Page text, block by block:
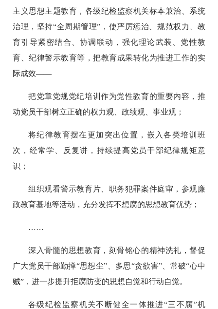
主义思想主题教育，各级纪检监察机关标本兼治、系统
治理，坚持“全周期管理”，使严厉惩治、规范权力、教
育引导紧密结合、协调联动，强化理论武装、党性教
育、纪律警示教育等，把教育成果转化为推进工作的实
际成效——
把党章党规党纪培训作为党性教育的重要内容，推
动党员干部树立正确的权力观、政绩观、事业观；
将纪律教育摆在更加突出位置，嵌入各类培训班
次，经常学、反复讲，持续提高党员干部纪律规矩意
识；
组织观看警示教育片、职务犯罪案件庭审，参观廉
政教育基地等活动，充分发挥不想腐的思想教育优势；
……
深入骨髓的思想教育，刻骨铭心的精神洗礼，督促
广大党员干部勤掸“思想尘”、多思“贪欲害”、常破“心中
贼”，进一步提升拒腐防变的思想自觉和行动自觉。
各级纪检监察机关不断健全一体推进“三不腐”机